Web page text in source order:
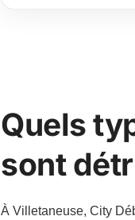
Quels
sont
À Villetaneuse, City